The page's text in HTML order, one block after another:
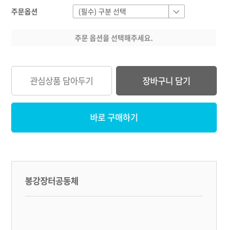
주문옵션
주문 옵션을 선택해주세요.
관심상품 담아두기 장바구니 담기
바로 구매하기
봉강장터공동체